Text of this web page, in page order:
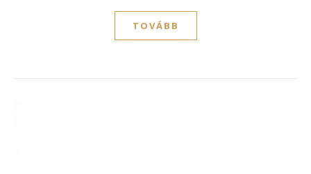
TOVÁBB